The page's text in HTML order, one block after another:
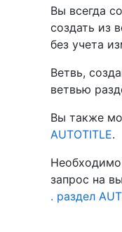
Вы всегда
создать из
без учета
Ветвь,
ветвью
Вы также
AUTOTITLE.
Необходимо
запрос на
. раздел